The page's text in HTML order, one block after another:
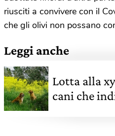
riusciti a convivere con il
che gli olivi non possano
Leggi anche
Lotta alla
cani che